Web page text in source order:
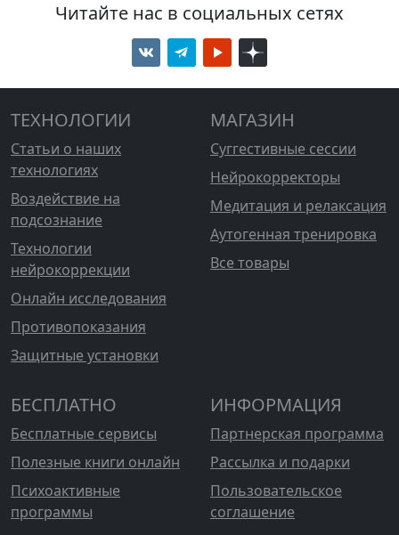
Читайте нас в социальных сетях
ТЕХНОЛОГИИ
Статьи о наших
технологиях
Воздействие на
подсознание
Технологии
нейрокоррекции
Онлайн исследования
Противопоказания
Защитные установки
МАГАЗИН
Суггестивные сессии
Нейрокорректоры
Медитация и релаксация
Аутогенная тренировка
Все товары
БЕСПЛАТНО
Бесплатные сервисы
Полезные книги онлайн
Психоактивные
программы
ИНФОРМАЦИЯ
Партнерская программа
Рассылка и подарки
Пользовательское
соглашение